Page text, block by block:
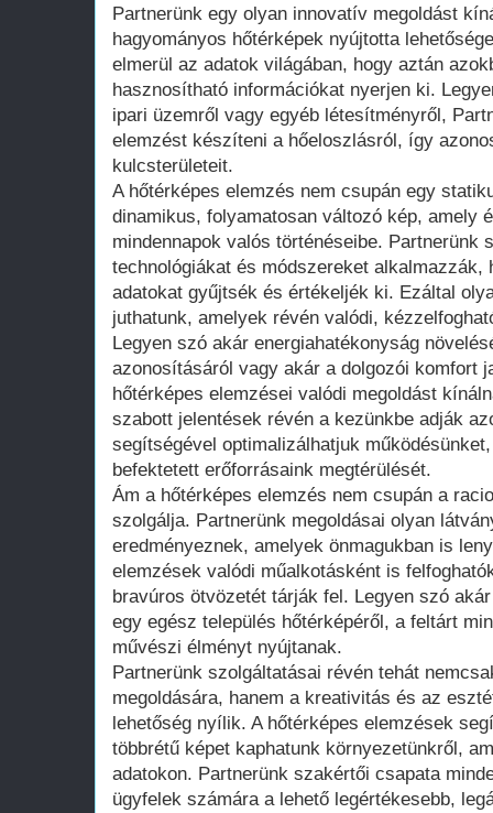
Partnerünk egy olyan innovatív megoldást
hagyományos hőtérképek nyújtotta
elmerül az adatok világában, hogy aztán
hasznosítható információkat nyerjen ki.
ipari üzemről vagy egyéb létesítményről,
elemzést készíteni a hőeloszlásról, így
kulcsterületeit.
A hőtérképes elemzés nem csupán egy
dinamikus, folyamatosan változó kép, amely
mindennapok valós történéseibe. Partnerünk
technológiákat és módszereket alkalmazzák,
adatokat gyűjtsék és értékeljék ki. Ezáltal
juthatunk, amelyek révén valódi,
Legyen szó akár energiahatékonyság
azonosításáról vagy akár a dolgozói komfort
hőtérképes elemzései valódi megoldást
szabott jelentések révén a kezünkbe adják
segítségével optimalizálhatjuk
befektetett erőforrásaink megtérülését.
Ám a hőtérképes elemzés nem csupán a
szolgálja. Partnerünk megoldásai olyan
eredményeznek, amelyek önmagukban is
elemzések valódi műalkotásként is
bravúros ötvözetét tárják fel. Legyen szó
egy egész település hőtérképéről, a feltárt
művészi élményt nyújtanak.
Partnerünk szolgáltatásai révén tehát
megoldására, hanem a kreativitás és az
lehetőség nyílik. A hőtérképes elemzések
többrétű képet kaphatunk környezetünkről,
adatokon. Partnerünk szakértői csapata
ügyfelek számára a lehető legértékesebb,